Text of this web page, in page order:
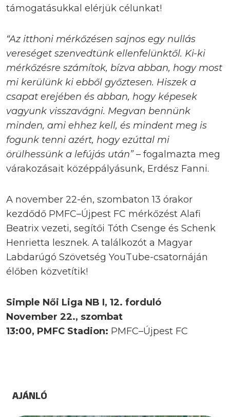
támogatásukkal elérjük célunkat!
“Az itthoni mérkőzésen sajnos egy nullás
vereséget szenvedtünk ellenfelünktől. Ki-ki
mérkőzésre számítok, bízva abban, hogy most
mi kerülünk ki ebből győztesen. Hiszek a
csapat erejében és abban, hogy képesek
vagyunk visszavágni. Megvan bennünk
minden, ami ehhez kell, és mindent meg is
fogunk tenni azért, hogy ezúttal mi
örülhessünk a lefújás után”– fogalmazta meg
várakozásait középpályásunk, Erdész Fanni.
A november 22-én, szombaton 13 órakor
kezdődő PMFC–Újpest FC mérkőzést Alafi
Beatrix vezeti, segítői Tóth Csenge és Schenk
Henrietta lesznek. A találkozót a Magyar
Labdarúgó Szövetség YouTube-csatornáján
élőben közvetítik!
Simple Női Liga NB I, 12. forduló
November 22., szombat
13:00, PMFC Stadion: PMFC–Újpest FC
AJÁNLÓ